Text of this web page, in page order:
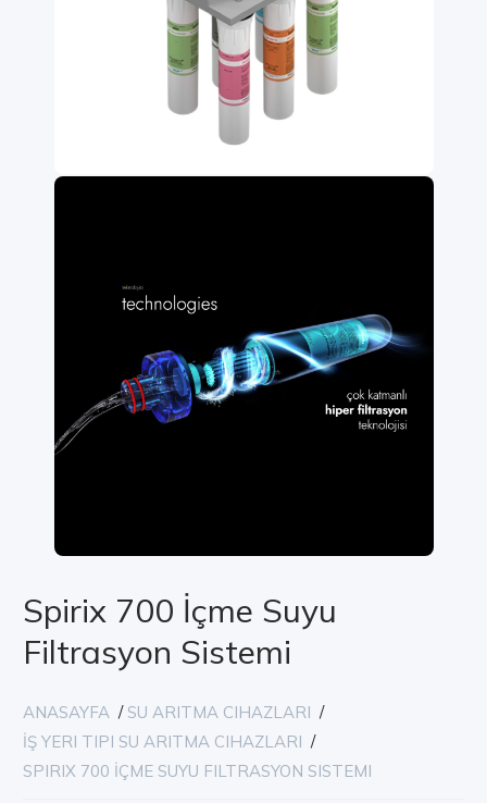
Spirix 700 İçme Suyu
Filtrasyon Sistemi
ANASAYFA / SU ARITMA CIHAZLARI /
İŞ YERI TIPI SU ARITMA CIHAZLARI /
SPIRIX 700 İÇME SUYU FILTRASYON SISTEMI